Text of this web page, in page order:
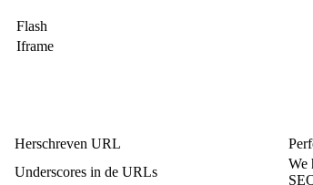
Flash
Iframe
Herschreven URL
Underscores in de URLs
We